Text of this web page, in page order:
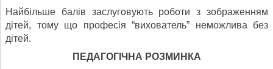
Найбільше балів заслуговують роботи з зображенням
дітей, тому що професія “вихователь” неможлива без
дітей.
ПЕДАГОГІЧНА РОЗМИНКА